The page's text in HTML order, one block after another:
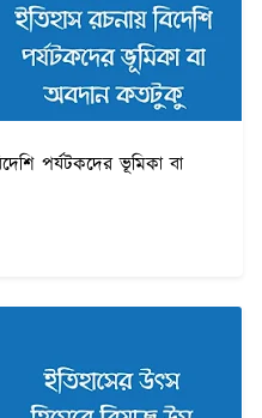
পর্যটকদের ভূমিকা বা